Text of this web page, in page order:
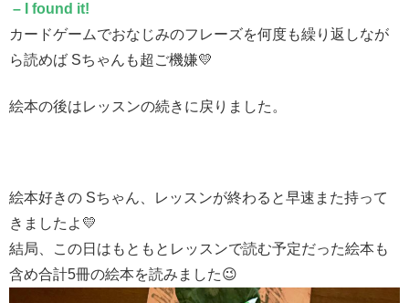
– I found it!
カードゲームでおなじみのフレーズを何度も繰り返しなが
ら読めば Sちゃんも超ご機嫌💛
絵本の後はレッスンの続きに戻りました。
絵本好きの Sちゃん、レッスンが終わると早速また持って
きましたよ💛
結局、この日はもともとレッスンで読む予定だった絵本も
含め合計5冊の絵本を読みました😉